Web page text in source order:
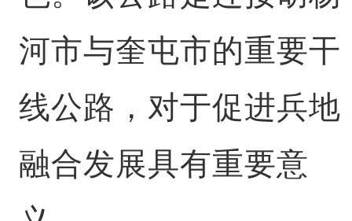
河市与奎屯市的重要干
线公路，对于促进兵地
融合发展具有重要意